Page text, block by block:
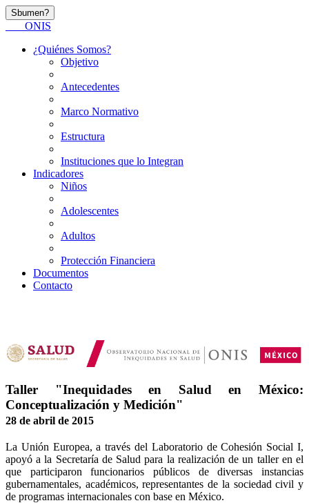
Sbumen?
ONIS
¿Quiénes Somos?
Objetivo
Antecedentes
Marco Normativo
Estructura
Instituciones que lo Integran
Indicadores
Niños
Adolescentes
Adultos
Protección Financiera
Documentos
Contacto
Taller "Inequidades en Salud en México:
Conceptualización y Medición"
28 de abril de 2015
La Unión Europea, a través del Laboratorio de Cohesión Social I,
apoyó a la Secretaría de Salud para la realización de un taller en el
que participaron funcionarios públicos de diversas instancias
gubernamentales, académicos, representantes de la sociedad civil y
de programas internacionales con base en México.